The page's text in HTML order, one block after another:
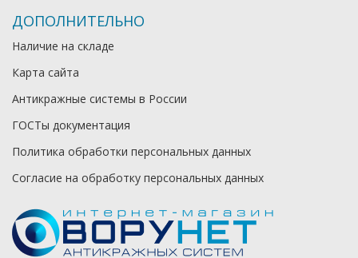
ДОПОЛНИТЕЛЬНО
Наличие на складе
Карта сайта
Антикражные системы в России
ГОСТы документация
Политика обработки персональных данных
Согласие на обработку персональных данных